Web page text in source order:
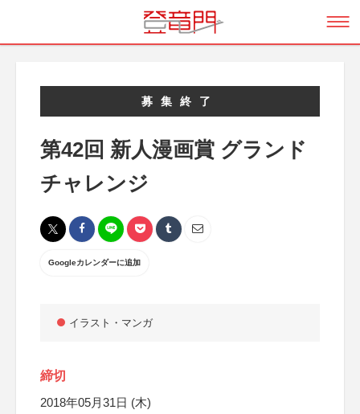
募集終了
第42回 新人漫画賞 グランド
チャレンジ
Googleカレンダーに追加
イラスト・マンガ
締切
2018年05月31日 (木)